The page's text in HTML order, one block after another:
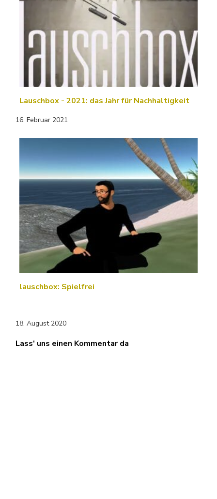
Lauschbox - 2021: das Jahr für Nachhaltigkeit
16. Februar 2021
lauschbox: Spielfrei
18. August 2020
Lass' uns einen Kommentar da